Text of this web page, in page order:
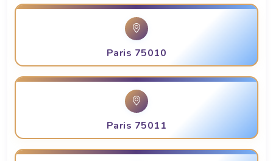
Paris 75010
Paris 75011